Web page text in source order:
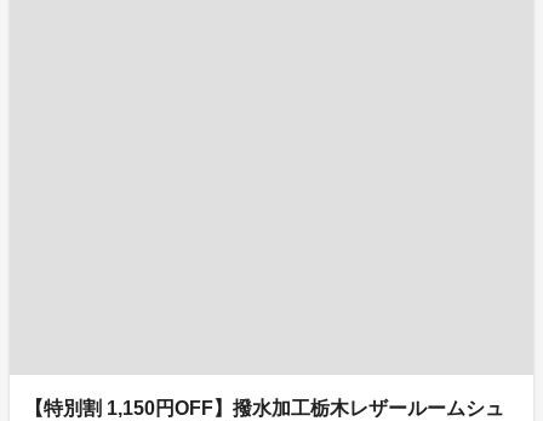
【特別割 1,150円OFF】撥水加工栃木レザールームシュ